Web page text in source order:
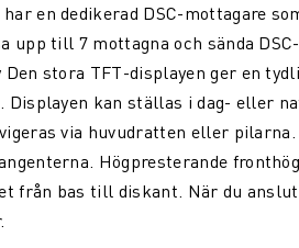
har en dedikerad DSC-mottagare
upp till 7 mottagna och sända
Den stora TFT-displayen ger en
Displayen kan ställas i dag- eller
via huvudratten eller
Högpresterande
från bas till diskant. När du